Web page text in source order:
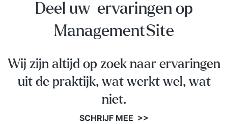
Deel uw ervaringen op
ManagementSite
Wij zijn altijd op zoek naar ervaringen
uit de praktijk, wat werkt wel, wat
niet.
SCHRIJF MEE >>